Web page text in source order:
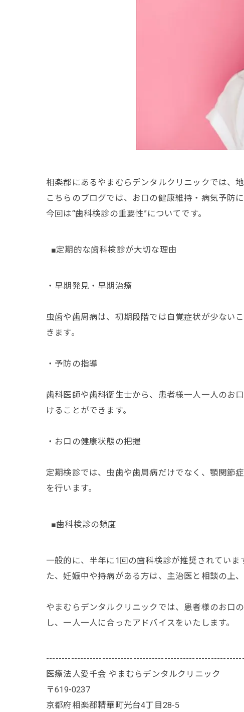
相楽郡にあるやまむらデンタルクリニックでは、
こちらのブログでは、お口の健康維持・病気予防
今回は“歯科検診の重要性”についてです。
■定期的な歯科検診が大切な理由
・早期発見・早期治療
虫歯や歯周病は、初期段階では自覚症状が少ない
きます。
・予防の指導
歯科医師や歯科衛生士から、患者様一人一人のお
けることができます。
・お口の健康状態の把握
定期検診では、虫歯や歯周病だけでなく、顎関節
を行います。
■歯科検診の頻度
一般的に、半年に1回の歯科検診が推奨されてい
た、妊娠中や持病がある方は、主治医と相談の上
やまむらデンタルクリニックでは、患者様のお口
し、一人一人に合ったアドバイスをいたします。
医療法人愛千会 やまむらデンタルクリニック
〒619-0237
京都府相楽郡精華町光台4丁目28-5